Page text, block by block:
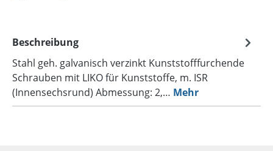
Beschreibung
Stahl geh. galvanisch verzinkt Kunststofffurchende
Schrauben mit LIKO für Kunststoffe, m. ISR
(Innensechsrund) Abmessung: 2,… Mehr